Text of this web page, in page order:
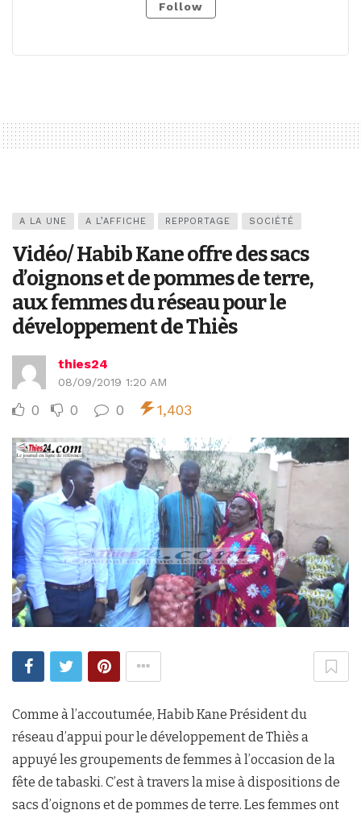
Follow
A LA UNE A L’AFFICHE REPPORTAGE SOCIÉTÉ
Vidéo/ Habib Kane offre des sacs
d’oignons et de pommes de terre,
aux femmes du réseau pour le
développement de Thiès
thies24
08/09/2019 1:20 AM
0 0 0 1,403
Comme à l’accoutumée, Habib Kane Président du
réseau d’appui pour le développement de Thiès a
appuyé les groupements de femmes à l’occasion de la
fête de tabaski. C’est à travers la mise à dispositions de
sacs d’oignons et de pommes de terre. Les femmes ont